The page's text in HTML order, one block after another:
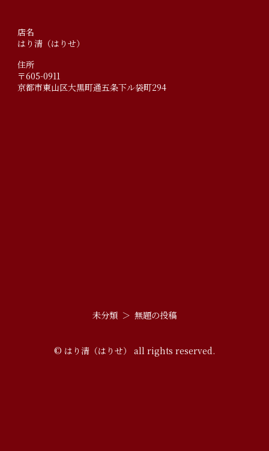
店名
はり清（はりせ）
住所
〒605-0911
京都市東山区大黒町通五条下ル袋町294
未分類 無題の投稿
© はり清（はりせ） all rights reserved.